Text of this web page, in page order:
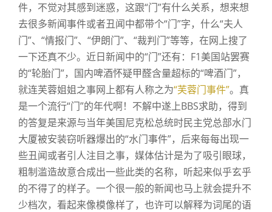
一
种
流
行
件，不觉对其感到迷惑，这跟“门”有什么关系，想来想
去很多新闻事件或者丑闻中都带个“门”字，什么“夫人
门”、“情报门”、“伊朗门”、“裁判门”等等，在网上搜了
一下还真不少。近日新闻中的“门”还有：F1美国站罢赛
的“轮胎门”，国内啤酒怀疑甲醛含量超标的“啤酒门”，
就连芙蓉姐姐之事网上都有人称之为“芙蓉门事件”。真
是一个流行“门”的年代啊！不解中遂上BBS求助，得到
的答复是来源与当年美国尼克松总统时民主党总部水门
大厦被安装窃听器爆出的“水门事件”，后来每每出现一
些丑闻或者引人注目之事，媒体估计是为了吸引眼球，
粗制滥造故意合成出一些此类的名称，听起来似乎玄乎
的不得了的样子。一个很一般的新闻也马上就会提升不
少档次，看起来像模像样了，也许可以解释为词尾的语